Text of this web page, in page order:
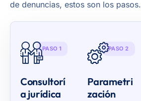
de denuncias, estos son los pasos.
Consultorí
a jurídica
PASO 1
Parametri
zación
PASO 2